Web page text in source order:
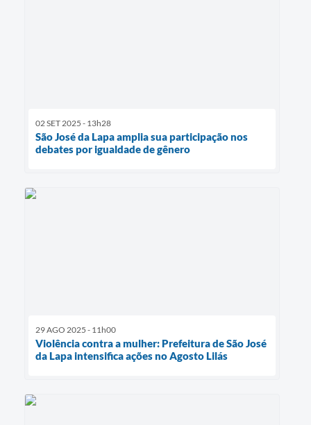
02 SET 2025 - 13h28
São José da Lapa amplia sua participação nos
debates por igualdade de gênero
29 AGO 2025 - 11h00
Violência contra a mulher: Prefeitura de São José
da Lapa intensifica ações no Agosto Lilás